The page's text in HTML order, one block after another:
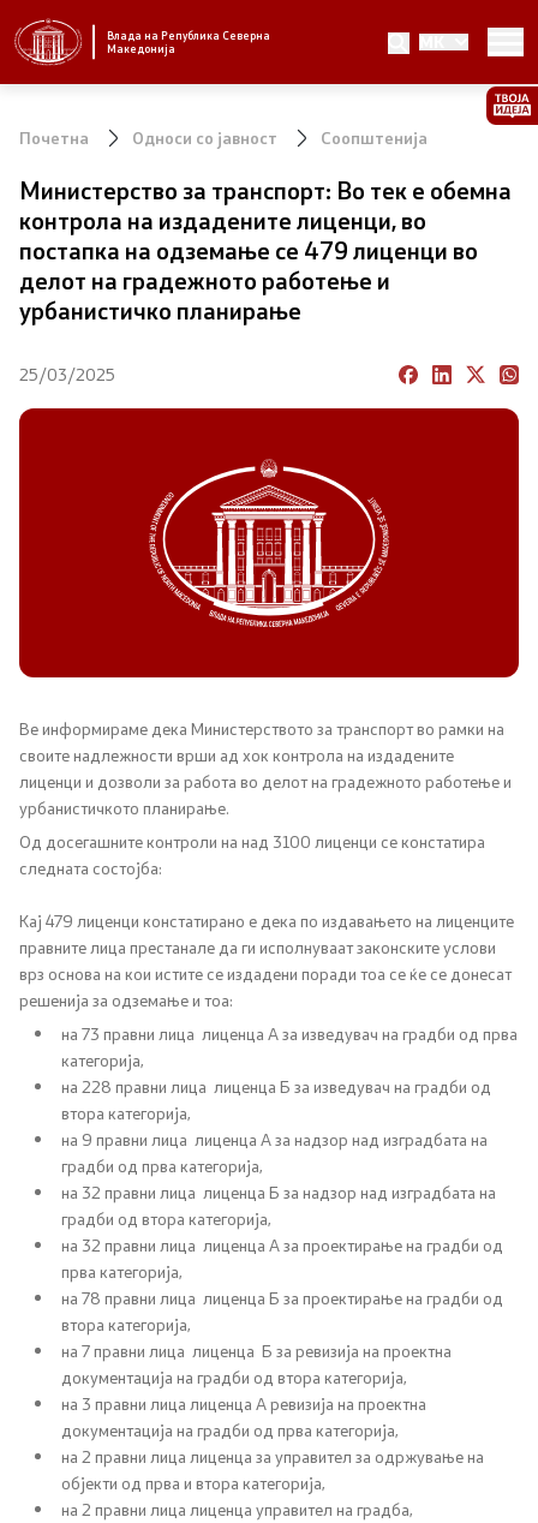
Влада на Република Северна
Македонија
MK
Стратешки приоритети и програма
Завршени планови
Стратешки план на Генералниот секретаријат
Влада
Претседател на Владата
Канцеларија на Претседателот на Владата
Заменици на Претседателот на Владата
Министерства
СОЗР
Комисии
Органи во состав
Национални координатори
Генерален Секретаријат
Односи со јавност
Канцеларија на портпарол
Медија центар
Отворена Влада
Отчетност
Финансии
Сервисни информации
Почетна Односи со јавност Соопштенија
Министерство за транспорт: Во тек е обемна
контрола на издадените лиценци, во
постапка на одземање се 479 лиценци во
делот на градежното работење и
урбанистичко планирање
25/03/2025
Ве информираме дека Министерството за транспорт во рамки на
своите надлежности врши ад хок контрола на издадените
лиценци и дозволи за работа во делот на градежното работење и
урбанистичкото планирање.
Од досегашните контроли на над 3100 лиценци се констатира
следната состојба:
Кај 479 лиценци констатирано е дека по издавањето на лиценците
правните лица престанале да ги исполнуваат законските услови
врз основа на кои истите се издадени поради тоа се ќе се донесат
решенија за одземање и тоа:
на 73 правни лица лиценца А за изведувач на градби од прва
категорија,
на 228 правни лица лиценца Б за изведувач на градби од
втора категорија,
на 9 правни лица лиценца А за надзор над изградбата на
градби од прва категорија,
на 32 правни лица лиценца Б за надзор над изградбата на
градби од втора категорија,
на 32 правни лица лиценца А за проектирање на градби од
прва категорија,
на 78 правни лица лиценца Б за проектирање на градби од
втора категорија,
на 7 правни лица лиценца Б за ревизија на проектна
документација на градби од втора категорија,
на 3 правни лица лиценца А ревизија на проектна
документација на градби од прва категорија,
на 2 правни лица лиценца за управител за одржување на
објекти од прва и втора категорија,
на 2 правни лица лиценца управител на градба,